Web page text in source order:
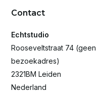
Contact
Echtstudio
Rooseveltstraat 74 (geen
bezoekadres)
2321BM Leiden
Nederland